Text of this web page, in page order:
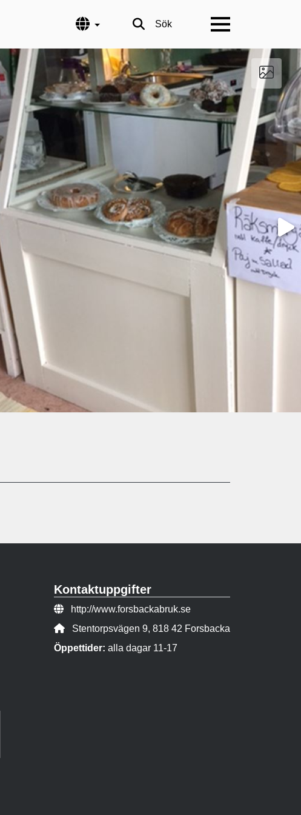
Språk Sök
Kontaktuppgifter
Webbsida:
http://www.forsbackabruk.se
Adress:
Stentorpsvägen 9, 818 42 Forsbacka
Öppettider: alla dagar 11-17